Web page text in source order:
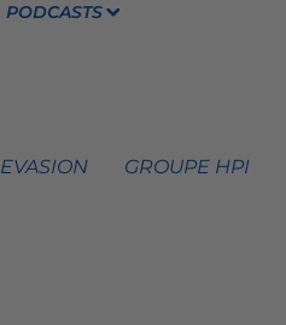
PODCASTS
GROUPE HPI